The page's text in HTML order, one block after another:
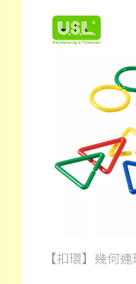
【扣環】幾何